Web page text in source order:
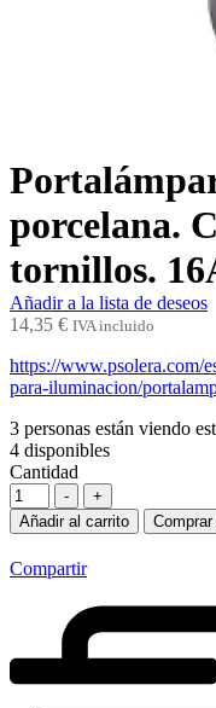
porcelana.
tornillos.
Añadir a la lista de deseos
14,35 € IVA incluido
https://www.psolera.com/
para-iluminacion/
3 personas están viendo
4 disponibles
Cantidad
-
+
Añadir al carrito
Compartir